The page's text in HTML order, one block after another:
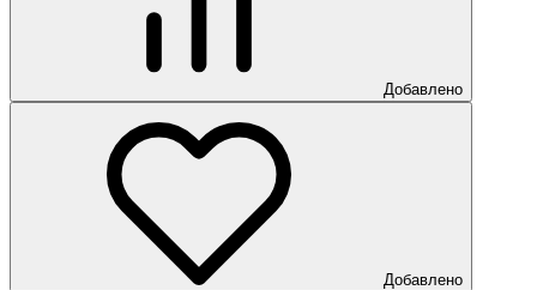
Добавлено
Добавлено